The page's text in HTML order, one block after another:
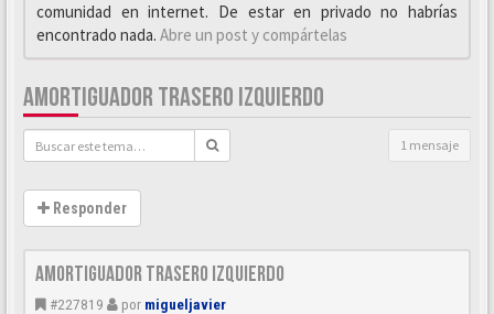
comunidad en internet. De estar en privado no habrías
encontrado nada. Abre un post y compártelas
AMORTIGUADOR TRASERO IZQUIERDO
1 mensaje
Responder
Amortiguador trasero izquierdo
#227819 por migueljavier